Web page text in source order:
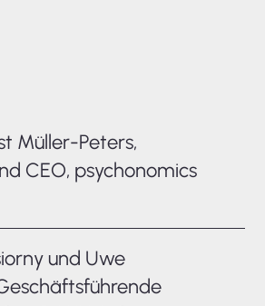
Müller-Peters,
CEO, psychonomics
und Uwe